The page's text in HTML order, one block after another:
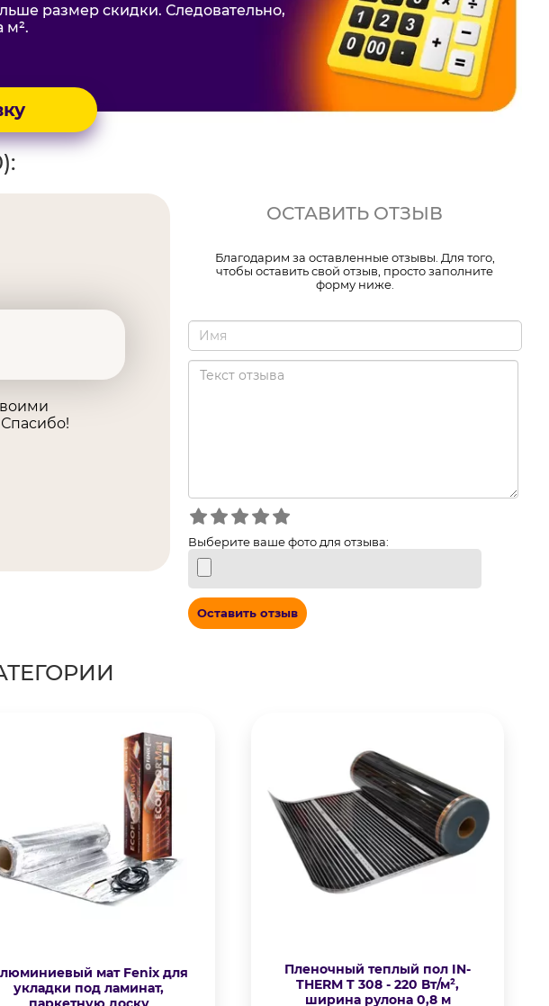
размер скидки. Следовательно,
м².
ОСТАВИТЬ ОТЗЫВ
Благодарим за оставленные отзывы. Для того,
чтобы оставить свой отзыв, просто заполните
форму ниже.
Выберите ваше фото для отзыва:
Оставить отзыв
мат Fenix для
укладки под ламинат,
Пленочный теплый пол IN-
THERM T 308 - 220 Вт/м²,
ширина рулона 0,8 м